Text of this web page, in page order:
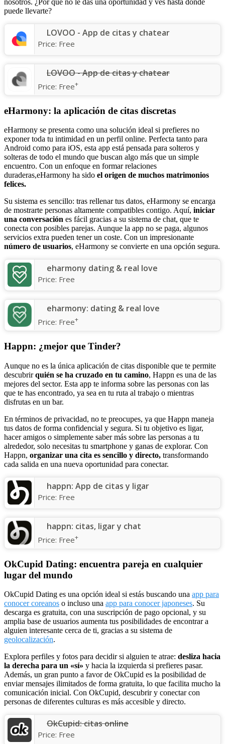
nosotros. ¿Por qué no le das una oportunidad y ves hasta dónde
puede llevarte?
LOVOO - App de citas y chatear
Price: Free
LOVOO - App de citas y chatear
Price: Free+
eHarmony: la aplicación de citas discretas
eHarmony se presenta como una solución ideal si prefieres no
exponer toda tu intimidad en un perfil online. Perfecta tanto para
Android como para iOS, esta app está pensada para solteros y
solteras de todo el mundo que buscan algo más que un simple
encuentro. Con un enfoque en formar relaciones
duraderas,eHarmony ha sido el origen de muchos matrimonios
felices.
Su sistema es sencillo: tras rellenar tus datos, eHarmony se encarga
de mostrarte personas altamente compatibles contigo. Aquí, iniciar
una conversación es fácil gracias a su sistema de chat, que te
conecta con posibles parejas. Aunque la app no se paga, algunos
servicios extra pueden tener un coste. Con un impresionante
número de usuarios, eHarmony se convierte en una opción segura.
eharmony dating & real love
Price: Free
eharmony: dating & real love
Price: Free+
Happn: ¿mejor que Tinder?
Aunque no es la única aplicación de citas disponible que te permite
descubrirquién se ha cruzado en tu camino, Happn es una de las
mejores del sector. Esta app te informa sobre las personas con las
que te has encontrado, ya sea en tu ruta al trabajo o mientras
disfrutas en un bar.
En términos de privacidad, no te preocupes, ya que Happn maneja
tus datos de forma confidencial y segura. Si tu objetivo es ligar,
hacer amigos o simplemente saber más sobre las personas a tu
alrededor, solo necesitas tu smartphone y ganas de explorar. Con
Happn, organizar una cita es sencillo y directo, transformando
cada salida en una nueva oportunidad para conectar.
happn: App de citas y ligar
Price: Free
happn: citas, ligar y chat
Price: Free+
OkCupid Dating: encuentra pareja en cualquier
lugar del mundo
OkCupid Dating es una opción ideal si estás buscando una app para
conocer coreanos o incluso una app para conocer japoneses. Su
descarga es gratuita, con una suscripción de pago opcional, y su
amplia base de usuarios aumenta tus posibilidades de encontrar a
alguien interesante cerca de ti, gracias a su sistema de
geolocalización.
Explora perfiles y fotos para decidir si alguien te atrae: desliza hacia
la derecha para un «sí» y hacia la izquierda si prefieres pasar.
Además, un gran punto a favor de OkCupid es la posibilidad de
enviar mensajes ilimitados de forma gratuita, lo que facilita mucho la
comunicación inicial. Con OkCupid, descubrir y conectar con
personas de diferentes culturas es más accesible y directo.
OkCupid: citas online
Price: Free